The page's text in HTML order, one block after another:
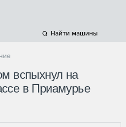
Найти машины
вспыхнул на
в Приамурье